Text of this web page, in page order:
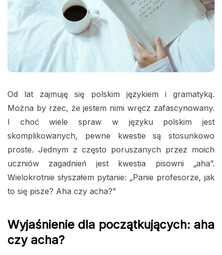
Od lat zajmuję się polskim językiem i gramatyką.
Można by rzec, że jestem nimi wręcz zafascynowany.
I choć wiele spraw w języku polskim jest
skomplikowanych, pewne kwestie są stosunkowo
proste. Jednym z często poruszanych przez moich
uczniów zagadnień jest kwestia pisowni „aha”.
Wielokrotnie słyszałem pytanie: „Panie profesorze, jak
to się pisze? Aha czy acha?”
Wyjaśnienie dla początkujących: aha
czy acha?